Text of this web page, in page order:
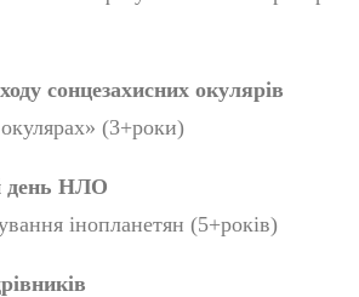
сонцезахисних окулярів
(3+роки)
день НЛО
інопланетян (5+років)